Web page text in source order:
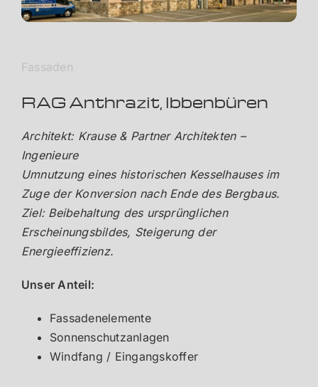
Fassaden
RAG Anthrazit, Ibbenbüren
Architekt: Krause & Partner Architekten –
Ingenieure
Umnutzung eines historischen Kesselhauses im
Zuge der Konversion nach Ende des Bergbaus.
Ziel: Beibehaltung des ursprünglichen
Erscheinungsbildes, Steigerung der
Energieeffizienz.
Unser Anteil:
Fassadenelemente
Sonnenschutzanlagen
Windfang / Eingangskoffer